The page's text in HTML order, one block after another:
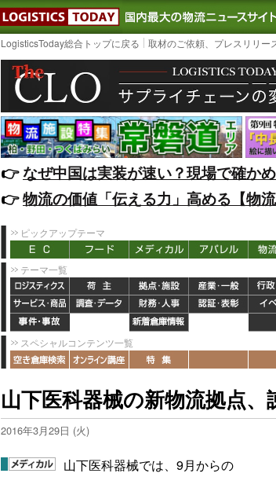
LOGISTICS TODAY｜国内
LogisticsToday総合トップに戻る 取材のご依頼、プレスリリー
👉️なぜ中国は実装が速い？現場で確か
👉️物流の価値「伝える力」高める【物
ピックアップテーマ
テーマ一覧
スペシャルコンテンツ一覧
山下医科器械の新物流拠点
2016年3月29日 (火)
山下医科器械では、9月からの